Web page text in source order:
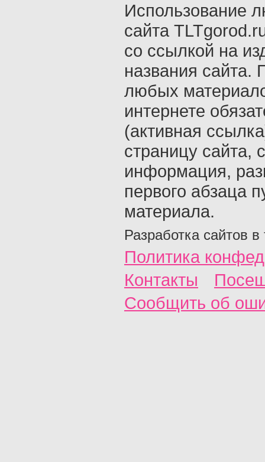
Использование
сайта
со ссылкой на
названия сайта.
любых
интернете
(активная
страницу сайта,
информация,
первого абзаца
материала.
Разработка сайтов в
Политика
Контакты
Сообщить об